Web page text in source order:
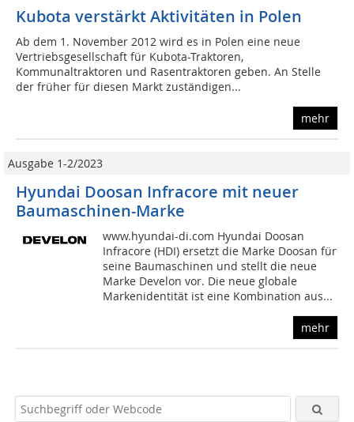
Kubota verstärkt Aktivitäten in Polen
Ab dem 1. November 2012 wird es in Polen eine neue
Vertriebsgesellschaft für Kubota-Traktoren,
Kommunaltraktoren und Rasentraktoren geben. An Stelle
der früher für diesen Markt zuständigen...
mehr
Ausgabe 1-2/2023
Hyundai Doosan Infracore mit neuer
Baumaschinen-Marke
www.hyundai-di.com Hyundai Doosan
Infracore (HDI) ersetzt die Marke Doosan für
seine Baumaschinen und stellt die neue
Marke Develon vor. Die neue globale
Markenidentität ist eine Kombination aus...
mehr